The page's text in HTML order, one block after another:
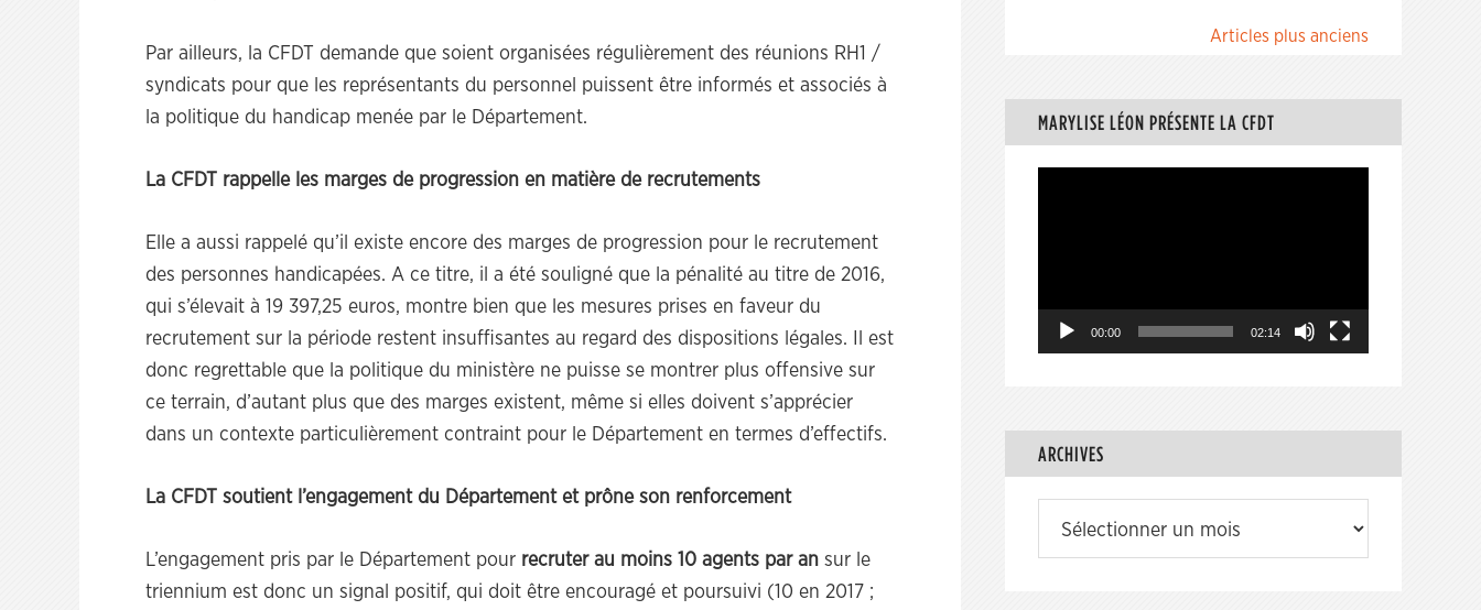
Par ailleurs, la CFDT demande que soient organisées régulièrement des réunions RH1 /
syndicats pour que les représentants du personnel puissent être informés et associés à
la politique du handicap menée par le Département.
La CFDT rappelle les marges de progression en matière de recrutements
Elle a aussi rappelé qu’il existe encore des marges de progression pour le recrutement
des personnes handicapées. A ce titre, il a été souligné que la pénalité au titre de 2016,
qui s’élevait à 19 397,25 euros, montre bien que les mesures prises en faveur du
recrutement sur la période restent insuffisantes au regard des dispositions légales. Il est
donc regrettable que la politique du ministère ne puisse se montrer plus offensive sur
ce terrain, d’autant plus que des marges existent, même si elles doivent s’apprécier
dans un contexte particulièrement contraint pour le Département en termes d’effectifs.
La CFDT soutient l’engagement du Département et prône son renforcement
L’engagement pris par le Département pour recruter au moins 10 agents par an sur le
triennium est donc un signal positif, qui doit être encouragé et poursuivi (10 en 2017 ;
articles
Articles plus anciens
MARYLISE LÉON PRÉSENTE LA CFDT
00:00 02:14
ARCHIVES